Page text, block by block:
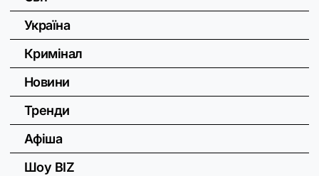
Україна
Кримінал
Новини
Тренди
Афіша
Шоу BIZ